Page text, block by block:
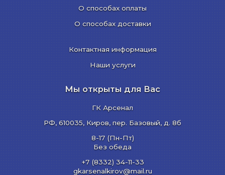
О способах оплаты
О способах доставки
Контактная информация
Наши услуги
Мы открыты для Вас
ГК Арсенал
РФ, 610035, Киров, пер. Базовый, д. 8б
8-17 (Пн-Пт)
Без обеда
+7 (8332) 34-11-33
gkarsenalkirov@mail.ru